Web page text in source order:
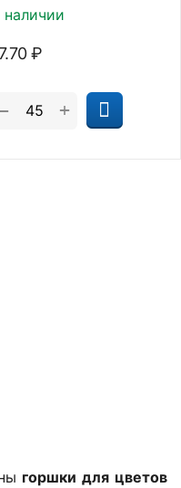
горшки для цветов
наличии
₽
+
−